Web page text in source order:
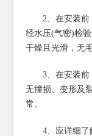
2、在安装前
经水压(气密)检
干燥且光滑，无
3、在安装前
无撞损、变形及
常。
4、应详细了